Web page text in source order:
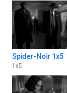
Spider-Noir 1x5
1 x5